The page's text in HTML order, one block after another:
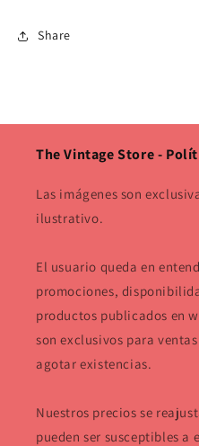
Share
The Vintage Store -
Las imágenes son
ilustrativo.
El usuario queda en
promociones,
productos publicados en
son exclusivos para
agotar existencias.
Nuestros precios se
pueden ser susceptibles a